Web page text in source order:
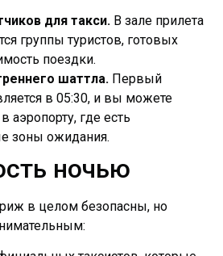
для такси. В зале прилета
группы туристов, готовых
поездки.
шаттла. Первый
в 05:30, и вы можете
аэропорту, где есть
зоны ожидания.
ночью
в целом безопасны, но